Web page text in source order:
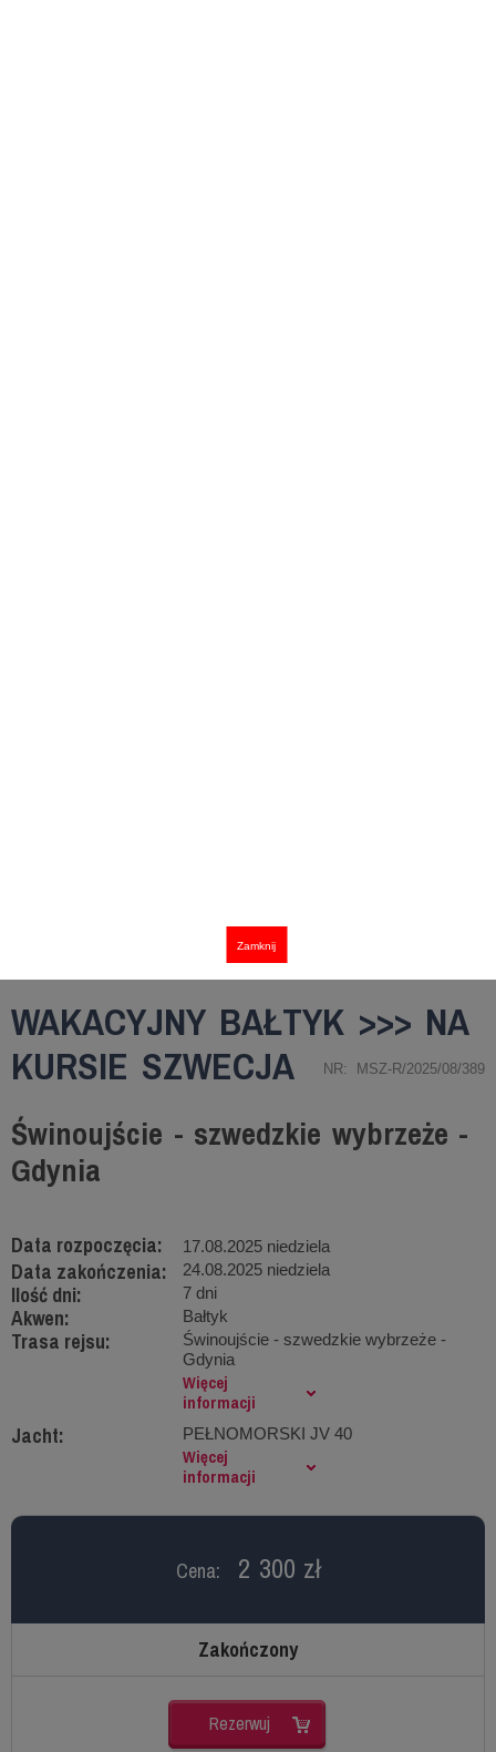
Zamknij
WAKACYJNY BAŁTYK >>> NA
KURSIE SZWECJA
NR: MSZ-R/2025/08/389
Świnoujście - szwedzkie wybrzeże -
Gdynia
Data rozpoczęcia: 17.08.2025 niedziela
Data zakończenia: 24.08.2025 niedziela
Ilość dni: 7 dni
Akwen: Bałtyk
Trasa rejsu:
Świnoujście - szwedzkie wybrzeże -
Gdynia
Więcej
informacji
Jacht: PEŁNOMORSKI JV 40
Więcej
informacji
Cena: 2 300 zł
Zakończony
Rezerwuj